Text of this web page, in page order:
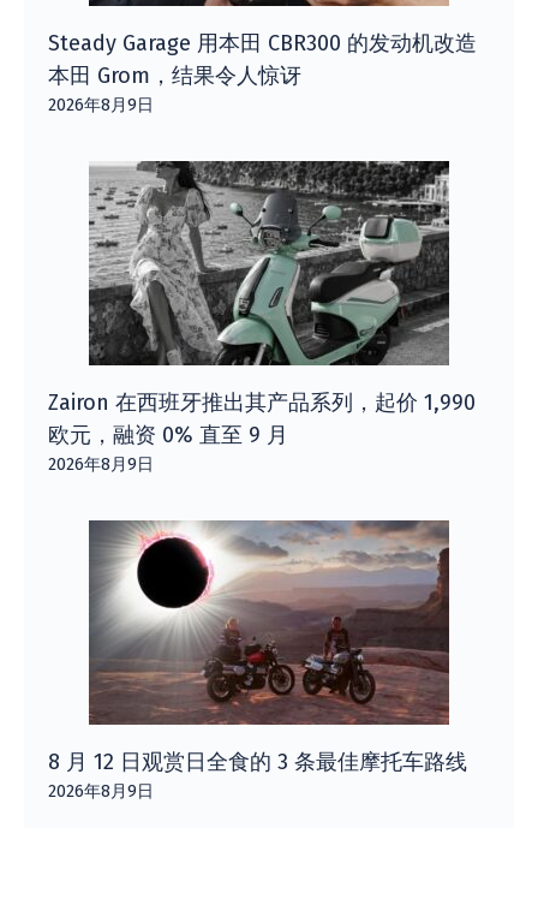
Steady Garage 用本田 CBR300 的发动机改造
本田 Grom，结果令人惊讶
2026年8月9日
Zairon 在西班牙推出其产品系列，起价 1,990
欧元，融资 0% 直至 9 月
2026年8月9日
8 月 12 日观赏日全食的 3 条最佳摩托车路线
2026年8月9日